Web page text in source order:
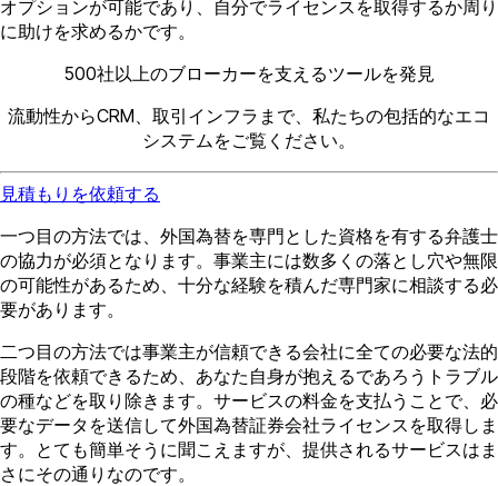
オプションが可能であり、自分でライセンスを取得するか周り
に助けを求めるかです。
500社以上のブローカーを支えるツールを発見
流動性からCRM、取引インフラまで、私たちの包括的なエコ
システムをご覧ください。
見積もりを依頼する
一つ目の方法では、外国為替を専門とした資格を有する弁護士
の協力が必須となります。事業主には数多くの落とし穴や無限
の可能性があるため、十分な経験を積んだ専門家に相談する必
要があります。
二つ目の方法では事業主が信頼できる会社に全ての必要な法的
段階を依頼できるため、あなた自身が抱えるであろうトラブル
の種などを取り除きます。サービスの料金を支払うことで、必
要なデータを送信して外国為替証券会社ライセンスを取得しま
す。とても簡単そうに聞こえますが、提供されるサービスはま
さにその通りなのです。